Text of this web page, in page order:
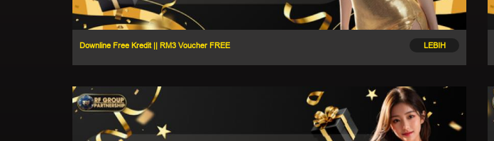
Downline Free Kredit || RM3 Voucher FREE LEBIH